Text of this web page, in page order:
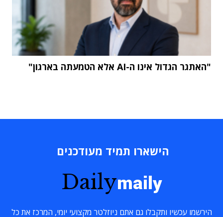
"האתגר הגדול אינו ה-AI אלא הטמעתה בארגון"
הישארו תמיד מעודכנים
Dailymaily
הירשמו עכשיו ותקבלו גם אתם ניוזלטר מקצועי יומי, המרכז את כל